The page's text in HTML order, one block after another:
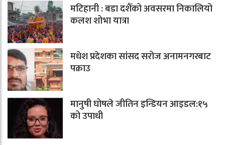
मटिहानी : बडा दशैँको अवसरमा निकालियो
कलश शोभा यात्रा
मधेश प्रदेशका सांसद सरोज अनामनगरबाट
पक्राउ
मानुषी घोषले जीतिन इन्डियन आइडल:१५
को उपाधी